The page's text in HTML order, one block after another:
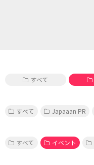
すべて
すべて
Japaaan PR
すべて
イベント